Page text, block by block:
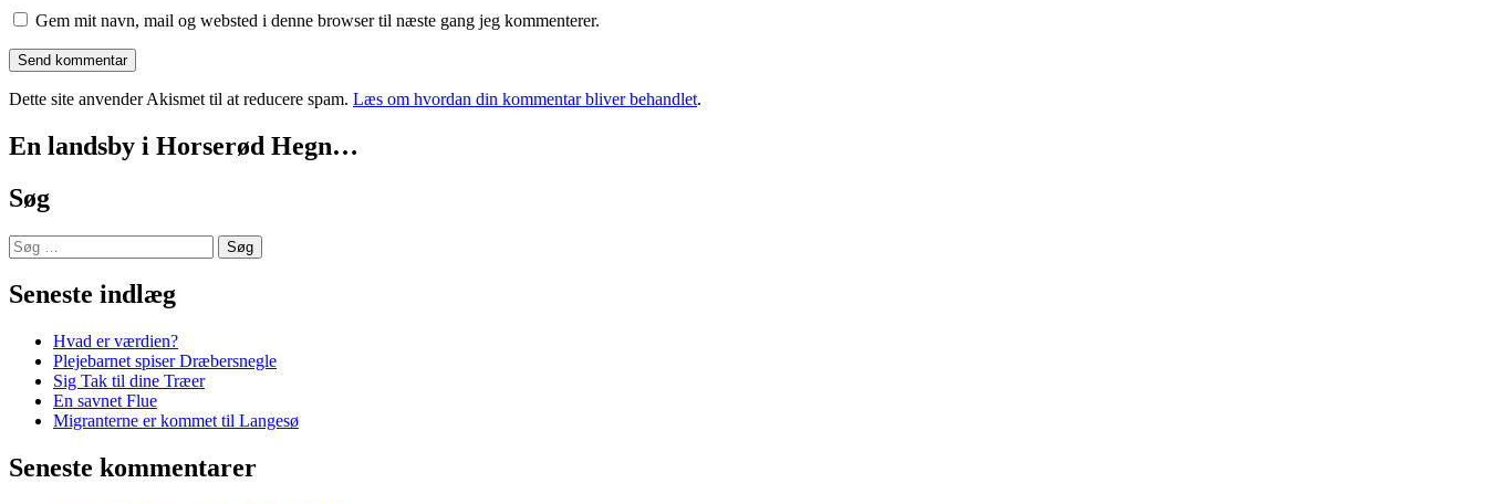
Gem mit navn, mail og websted i denne browser til næste gang jeg kommenterer.
Dette site anvender Akismet til at reducere spam. Læs om hvordan din kommentar bliver behandlet.
En landsby i Horserød Hegn…
Søg
Søg
efter:
Seneste indlæg
Hvad er værdien?
Plejebarnet spiser Dræbersnegle
Sig Tak til dine Træer
En savnet Flue
Migranterne er kommet til Langesø
Seneste kommentarer